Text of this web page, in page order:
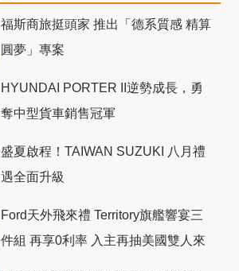
福斯商旅挺頭家 推出「德系質感 精算
圓夢」專案
HYUNDAI PORTER II逆勢成長，勇
奪中型貨車銷售冠軍
盛夏啟程！TAIWAN SUZUKI 八月禮
遇全面升級
Ford天外飛來禮 Territory旗艦響宴三
件組 再享0利率 入主再抽美國雙人來